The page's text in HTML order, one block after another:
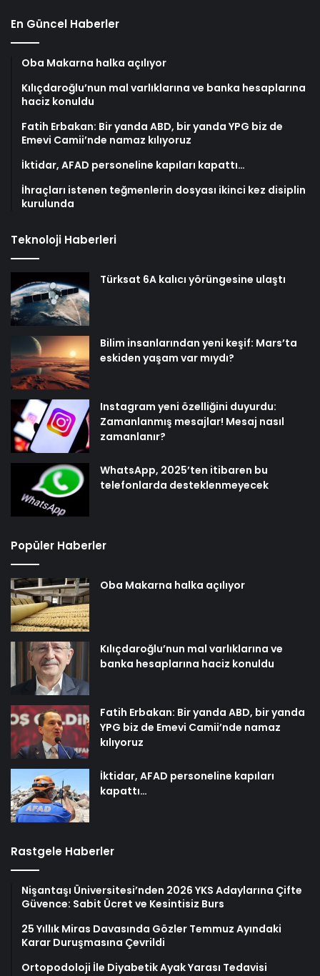
En Güncel Haberler
Oba Makarna halka açılıyor
Kılıçdaroğlu’nun mal varlıklarına ve banka hesaplarına
haciz konuldu
Fatih Erbakan: Bir yanda ABD, bir yanda YPG biz de
Emevi Camii’nde namaz kılıyoruz
İktidar, AFAD personeline kapıları kapattı…
İhraçları istenen teğmenlerin dosyası ikinci kez disiplin
kurulunda
Teknoloji Haberleri
Türksat 6A kalıcı yörüngesine ulaştı
Bilim insanlarından yeni keşif: Mars’ta
eskiden yaşam var mıydı?
Instagram yeni özelliğini duyurdu:
Zamanlanmış mesajlar! Mesaj nasıl
zamanlanır?
WhatsApp, 2025’ten itibaren bu
telefonlarda desteklenmeyecek
Popüler Haberler
Oba Makarna halka açılıyor
Kılıçdaroğlu’nun mal varlıklarına ve
banka hesaplarına haciz konuldu
Fatih Erbakan: Bir yanda ABD, bir yanda
YPG biz de Emevi Camii’nde namaz
kılıyoruz
İktidar, AFAD personeline kapıları
kapattı…
Rastgele Haberler
Nişantaşı Üniversitesi’nden 2026 YKS Adaylarına Çifte
Güvence: Sabit Ücret ve Kesintisiz Burs
25 Yıllık Miras Davasında Gözler Temmuz Ayındaki
Karar Duruşmasına Çevrildi
Ortopodoloji İle Diyabetik Ayak Yarası Tedavisi